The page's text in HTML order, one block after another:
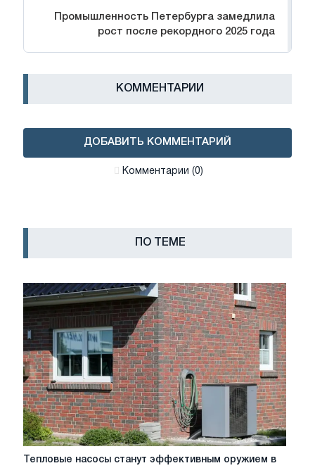
Промышленность Петербурга замедлила
рост после рекордного 2025 года
КОММЕНТАРИИ
ДОБАВИТЬ КОММЕНТАРИЙ
Комментарии (0)
ПО ТЕМЕ
Тепловые
Тепловые насосы станут эффективным оружием в